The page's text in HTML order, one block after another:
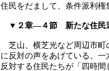
住民をだまして、条件派利
▼２章―４節 新たな住民
芝山、横芝光など周辺市町
に反対の声をあげている。
反対する住民たちが「四時